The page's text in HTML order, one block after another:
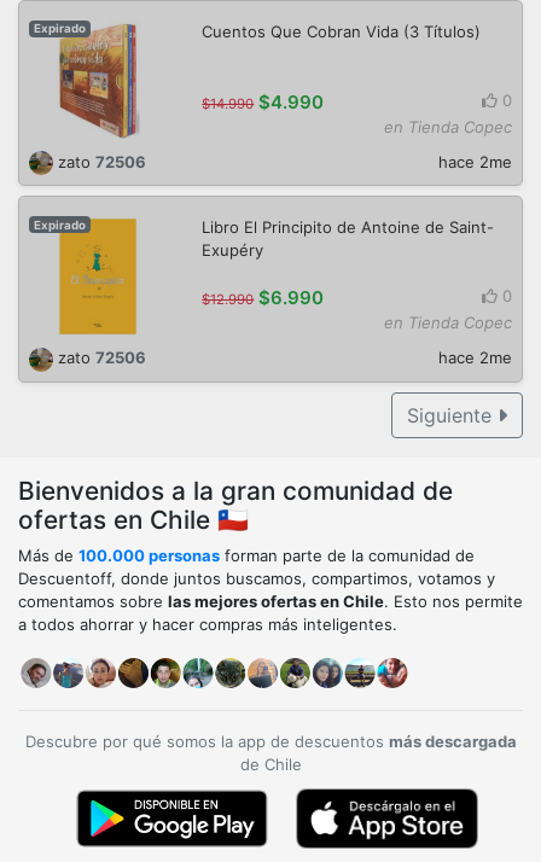
Expirado Cuentos Que Cobran Vida (3 Títulos)
$14.990 $4.990
0
en Tienda Copec
zato 72506 hace 2me
Expirado
Libro El Principito de Antoine de Saint-
Exupéry
$12.990 $6.990
0
en Tienda Copec
zato 72506 hace 2me
Siguiente
Bienvenidos a la gran comunidad de
ofertas en Chile 🇨🇱
Más de 100.000 personas forman parte de la comunidad de
Descuentoff, donde juntos buscamos, compartimos, votamos y
comentamos sobre las mejores ofertas en Chile. Esto nos permite
a todos ahorrar y hacer compras más inteligentes.
Descubre por qué somos la app de descuentos más descargada
de Chile